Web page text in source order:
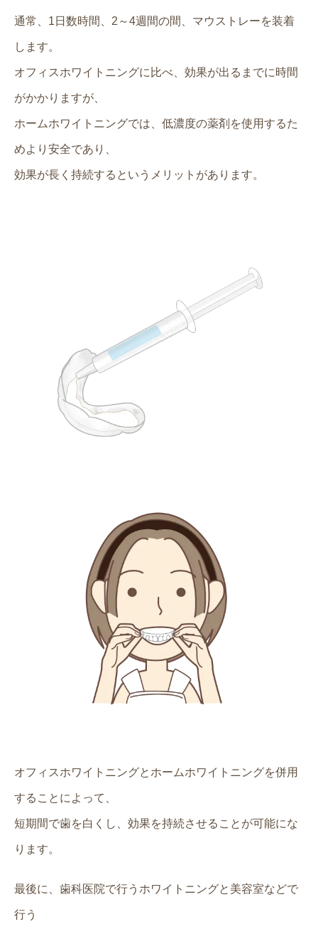
通常、1日数時間、2～4週間の間、マウストレーを装着
します。
オフィスホワイトニングに比べ、効果が出るまでに時間
がかかりますが、
ホームホワイトニングでは、低濃度の薬剤を使用するた
めより安全であり、
効果が長く持続するというメリットがあります。
オフィスホワイトニングとホームホワイトニングを併用
することによって、
短期間で歯を白くし、効果を持続させることが可能にな
ります。
最後に、歯科医院で行うホワイトニングと美容室などで
行う